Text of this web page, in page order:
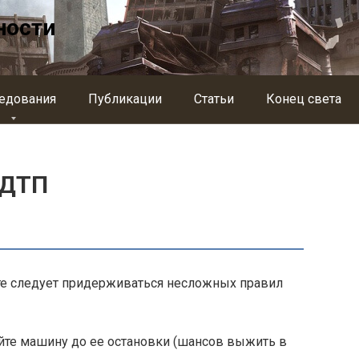
Публикации Статьи Конец света
следует придерживаться несложных правил
машину до ее остановки (шансов выжить в